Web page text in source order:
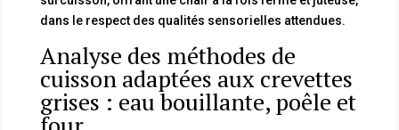
dans le respect des qualités sensorielles attendues.
Analyse des méthodes de
cuisson adaptées aux crevettes
grises : eau bouillante, poêle et